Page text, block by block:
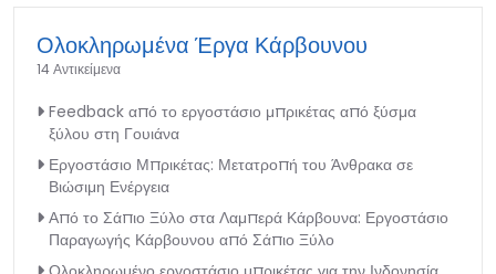
Ολοκληρωμένα Έργα Κάρβουνου
14 Αντικείμενα
Feedback από το εργοστάσιο μπρικέτας από ξύσμα
ξύλου στη Γουιάνα
Εργοστάσιο Μπρικέτας: Μετατροπή του Άνθρακα σε
Βιώσιμη Ενέργεια
Από το Σάπιο Ξύλο στα Λαμπερά Κάρβουνα: Εργοστάσιο
Παραγωγής Κάρβουνου από Σάπιο Ξύλο